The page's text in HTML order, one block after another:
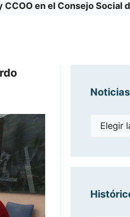
en el Consejo Social
Noticias